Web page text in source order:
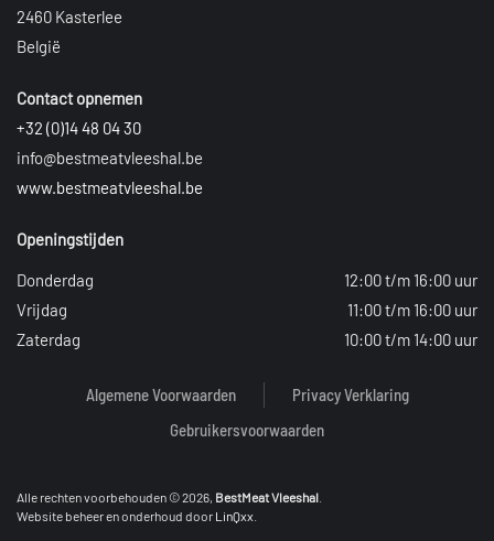
2460 Kasterlee
België
Contact opnemen
+32 (0)14 48 04 30
info@bestmeatvleeshal.be
www.bestmeatvleeshal.be
Openingstijden
Donderdag
12:00 t/m 16:00 uur
Vrijdag
11:00 t/m 16:00 uur
Zaterdag
10:00 t/m 14:00 uur
Algemene Voorwaarden
Privacy Verklaring
Gebruikersvoorwaarden
Alle rechten voorbehouden ©2026, BestMeat Vleeshal
Website beheer en onderhoud door LinQxx